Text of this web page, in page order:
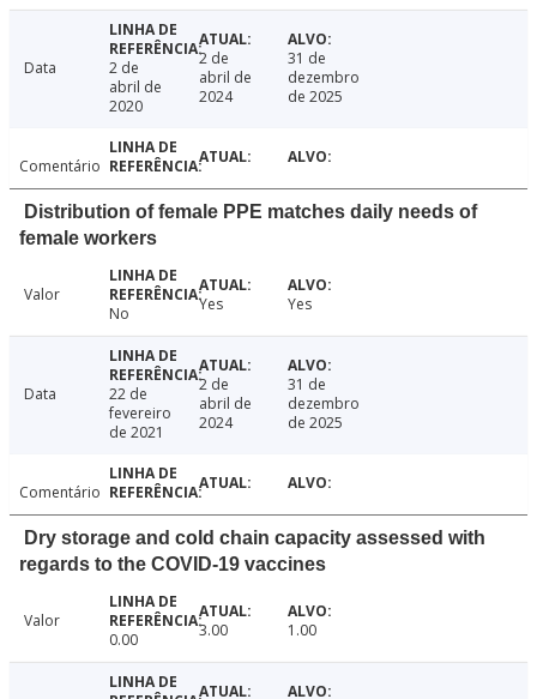
Data
2 de
abril de
2020
2 de
abril de
2024
31 de
dezembro
de 2025
Comentário
Distribution of female PPE matches daily needs of
female workers
Valor
No
Yes Yes
Data
22 de
fevereiro
de 2021
2 de
abril de
2024
31 de
dezembro
de 2025
Comentário
Dry storage and cold chain capacity assessed with
regards to the COVID-19 vaccines
Valor
0.00
3.00 1.00